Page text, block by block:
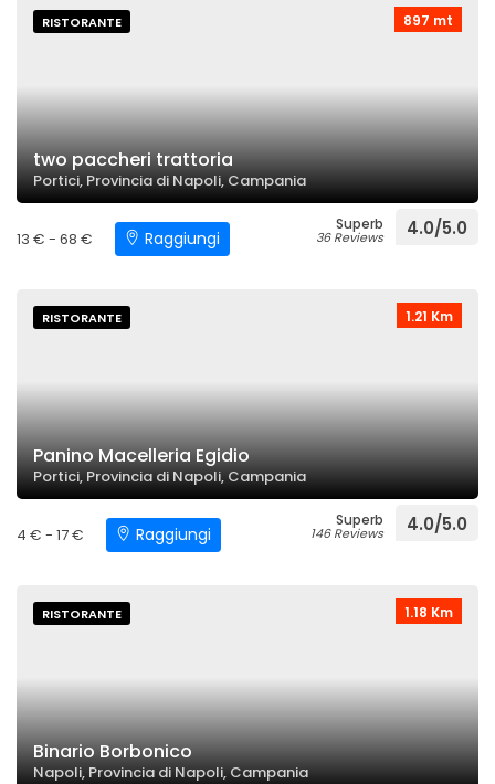
897 mt
RISTORANTE
two paccheri trattoria
Portici, Provincia di Napoli, Campania
13 € - 68 € Raggiungi
Superb
36 Reviews 4.0/5.0
1.21 Km
RISTORANTE
Panino Macelleria Egidio
Portici, Provincia di Napoli, Campania
4 € - 17 € Raggiungi
Superb
146 Reviews 4.0/5.0
1.18 Km
RISTORANTE
Binario Borbonico
Napoli, Provincia di Napoli, Campania